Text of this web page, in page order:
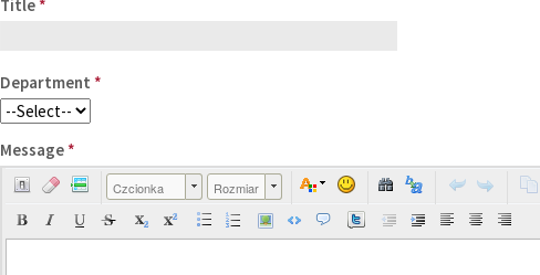
Title *
Department *
Message *
Czcionka Rozmiar